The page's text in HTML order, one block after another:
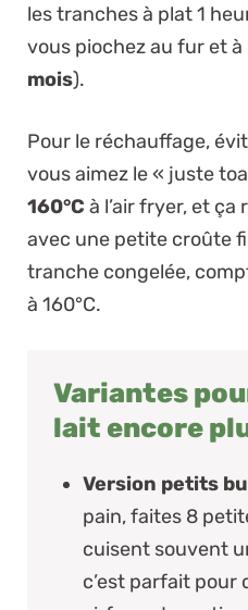
les tranches à plat 1
vous piochez au fur et à
mois).
Pour le réchauffage,
vous aimez le « juste
160°C à l’air fryer, et
avec une petite croûte
tranche congelée,
à 160°C.
Variantes
lait encore
Version petits
pain, faites 8
cuisent souvent
c’est parfait pour